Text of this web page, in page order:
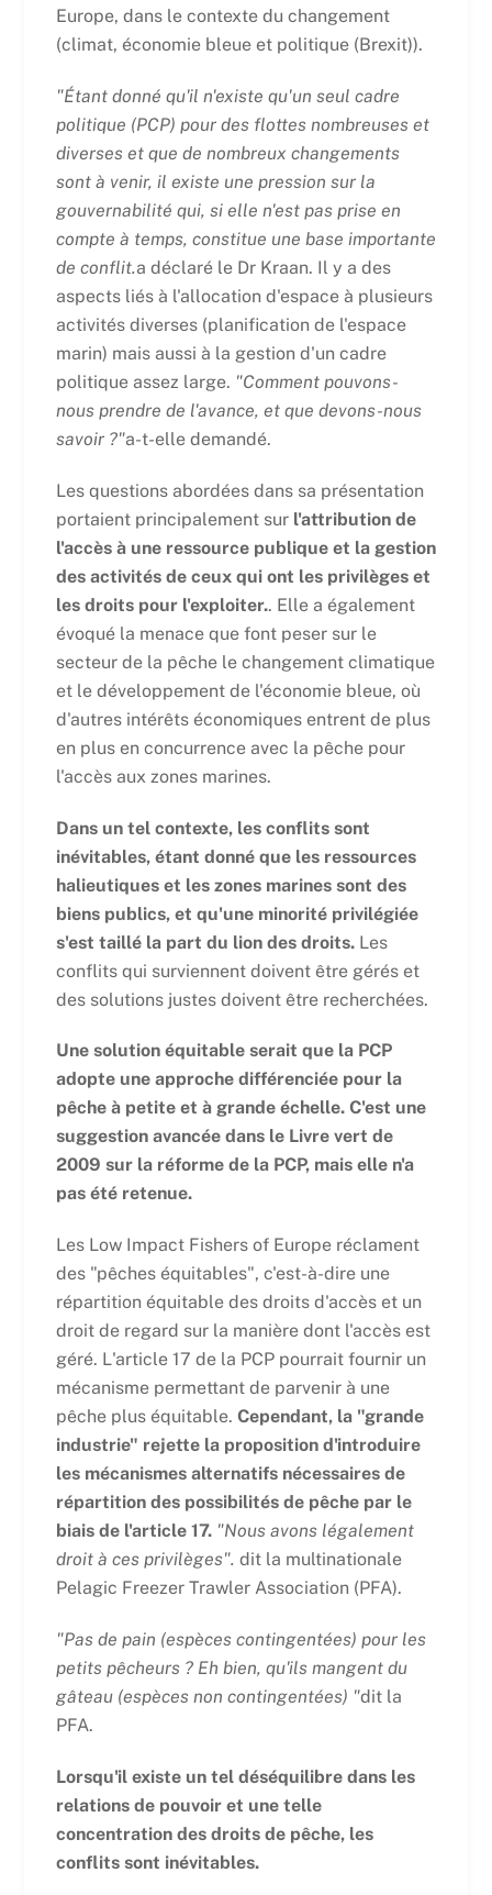
Europe, dans le contexte du changement
(climat, économie bleue et politique (Brexit)).
"Étant donné qu'il n'existe qu'un seul cadre
politique (PCP) pour des flottes nombreuses et
diverses et que de nombreux changements
sont à venir, il existe une pression sur la
gouvernabilité qui, si elle n'est pas prise en
compte à temps, constitue une base importante
de conflit.a déclaré le Dr Kraan. Il y a des
aspects liés à l'allocation d'espace à plusieurs
activités diverses (planification de l'espace
marin) mais aussi à la gestion d'un cadre
politique assez large. "Comment pouvons-
nous prendre de l'avance, et que devons-nous
savoir ?"a-t-elle demandé.
Les questions abordées dans sa présentation
portaient principalement sur l'attribution de
l'accès à une ressource publique et la gestion
des activités de ceux qui ont les privilèges et
les droits pour l'exploiter.. Elle a également
évoqué la menace que font peser sur le
secteur de la pêche le changement climatique
et le développement de l'économie bleue, où
d'autres intérêts économiques entrent de plus
en plus en concurrence avec la pêche pour
l'accès aux zones marines.
Dans un tel contexte, les conflits sont
inévitables, étant donné que les ressources
halieutiques et les zones marines sont des
biens publics, et qu'une minorité privilégiée
s'est taillé la part du lion des droits.Les
conflits qui surviennent doivent être gérés et
des solutions justes doivent être recherchées.
Une solution équitable serait que la PCP
adopte une approche différenciée pour la
pêche à petite et à grande échelle. C'est une
suggestion avancée dans le Livre vert de
2009 sur la réforme de la PCP, mais elle n'a
pas été retenue.
Les Low Impact Fishers of Europe réclament
des "pêches équitables", c'est-à-dire une
répartition équitable des droits d'accès et un
droit de regard sur la manière dont l'accès est
géré. L'article 17 de la PCP pourrait fournir un
mécanisme permettant de parvenir à une
pêche plus équitable. Cependant, la "grande
industrie" rejette la proposition d'introduire
les mécanismes alternatifs nécessaires de
répartition des possibilités de pêche par le
biais de l'article 17. "Nous avons légalement
droit à ces privilèges". dit la multinationale
Pelagic Freezer Trawler Association (PFA).
"Pas de pain (espèces contingentées) pour les
petits pêcheurs ? Eh bien, qu'ils mangent du
gâteau (espèces non contingentées) "dit la
PFA.
Lorsqu'il existe un tel déséquilibre dans les
relations de pouvoir et une telle
concentration des droits de pêche, les
conflits sont inévitables.